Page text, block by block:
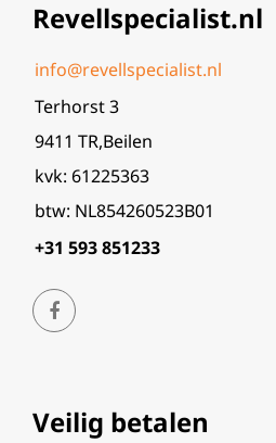
Revellspecialist.nl
info@revellspecialist.nl
Terhorst 3
9411 TR,Beilen
kvk: 61225363
btw: NL854260523B01
+31 593 851233
Veilig betalen